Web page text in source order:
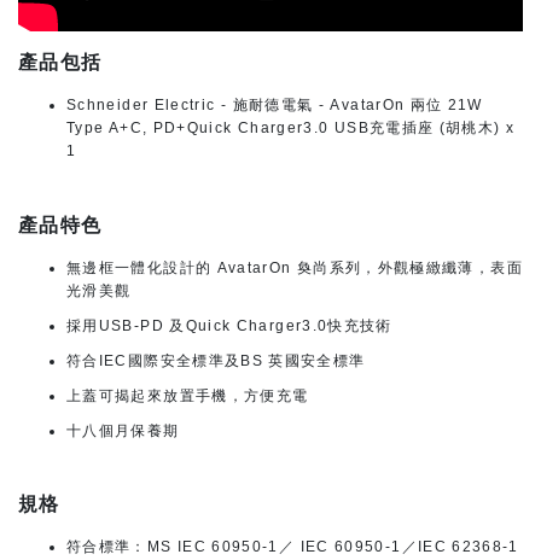
產品包括
Schneider Electric - 施耐德電氣 - AvatarOn 兩位 21W
Type A+C, PD+Quick Charger3.0 USB充電插座 (胡桃木) x
1
產品特色
無邊框一體化設計的 AvatarOn 奐尚系列，外觀極緻纖薄，表面
光滑美觀
採用USB-PD 及Quick Charger3.0快充技術
符合IEC國際安全標準及BS 英國安全標準
上蓋可揭起來放置手機，方便充電
十八個月保養期
規格
符合標準：MS IEC 60950-1／ IEC 60950-1／IEC 62368-1